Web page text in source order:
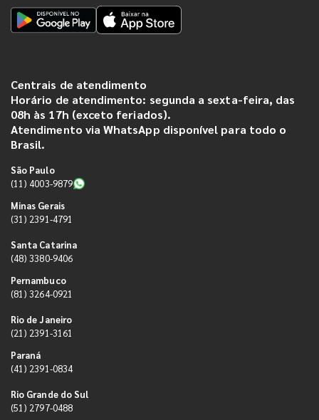
Centrais de atendimento
Horário de atendimento: segunda a sexta-feira, das
08h às 17h (exceto feriados).
Atendimento via WhatsApp disponível para todo o
Brasil.
São Paulo
(11) 4003-9879
Minas Gerais
(31) 2391-4791
Santa Catarina
(48) 3380-9406
Pernambuco
(81) 3264-0921
Rio de Janeiro
(21) 2391-3161
Paraná
(41) 2391-0834
Rio Grande do Sul
(51) 2797-0488